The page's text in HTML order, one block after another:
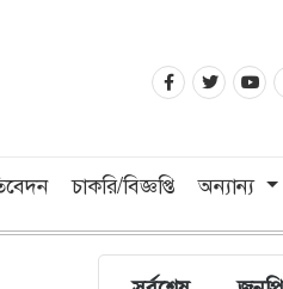
চাকরি/বিজ্ঞপ্তি অন্যান্য